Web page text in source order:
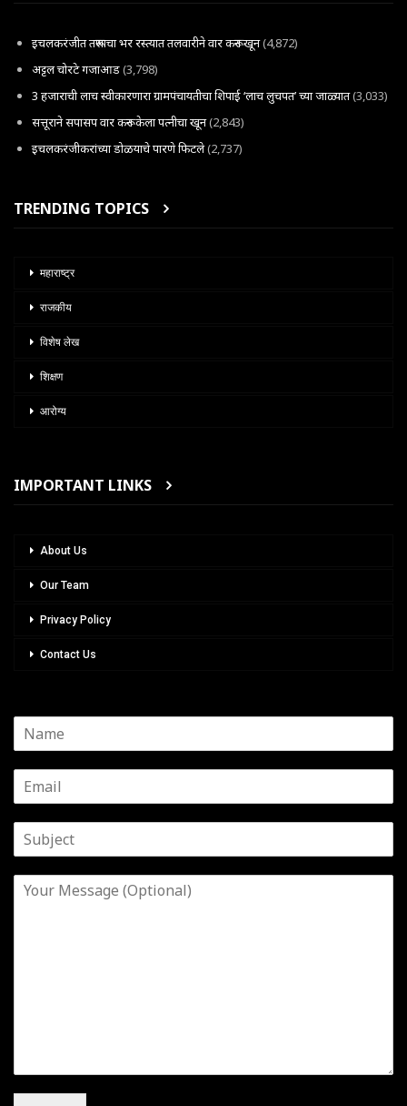
इचलकरंजीत तरूणाचा भर रस्त्यात तलवारीने वार करून खून(4,872)
अट्टल चोरटे गजाआड(3,798)
3 हजाराची लाच स्वीकारणारा ग्रामपंचायतीचा शिपाई ‘लाच लुचपत’ च्या जाळ्यात(3,033)
सत्तूराने सपासप वार करून केला पत्नीचा खून(2,843)
इचलकरंजीकरांच्या डोळयाचे पारणे फिटले(2,737)
TRENDING TOPICS
महाराष्ट्र
राजकीय
विशेष लेख
शिक्षण
आरोग्य
IMPORTANT LINKS
About Us
Our Team
Privacy Policy
Contact Us